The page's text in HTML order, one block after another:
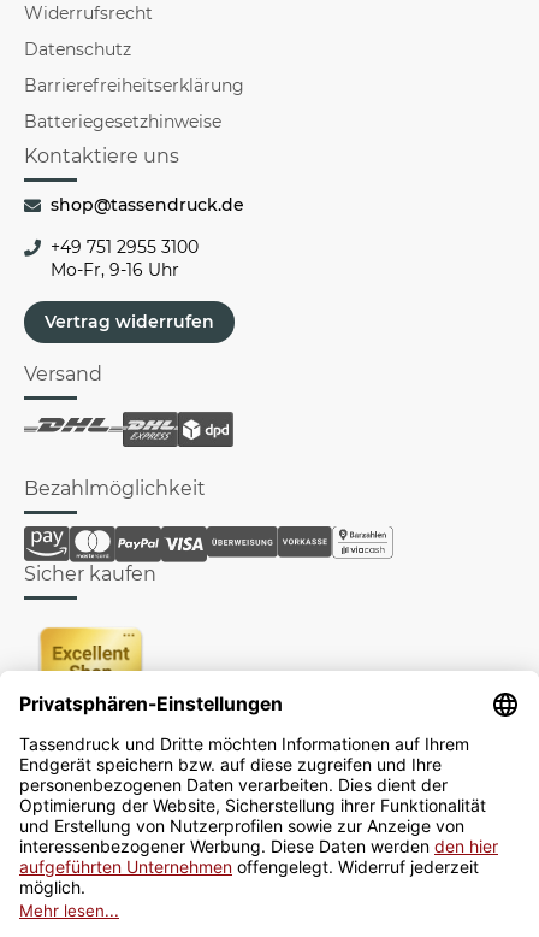
Widerrufsrecht
Datenschutz
Barrierefreiheitserklärung
Batteriegesetzhinweise
Kontaktiere uns
shop@tassendruck.de
+49 751 2955 3100
Mo-Fr, 9-16 Uhr
Vertrag widerrufen
Versand
Bezahlmöglichkeit
Sicher kaufen
Newsletter